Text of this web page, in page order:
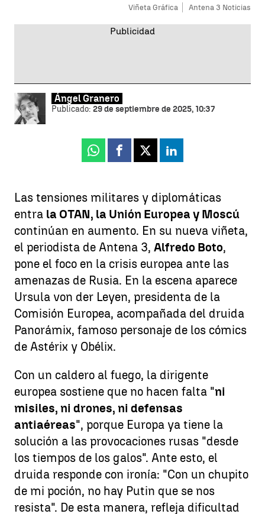
Viñeta Gráfica Antena 3 Noticias
Ángel Granero
Publicado: 29 de septiembre de 2025, 10:37
Whatsapp
Facebook
X Linkedin
Las tensiones militares y diplomáticas
entra la OTAN, la Unión Europea y Moscú
continúan en aumento. En su nueva viñeta,
el periodista de Antena 3, Alfredo Boto,
pone el foco en la crisis europea ante las
amenazas de Rusia. En la escena aparece
Ursula von der Leyen, presidenta de la
Comisión Europea, acompañada del druida
Panorámix, famoso personaje de los cómics
de Astérix y Obélix.
Con un caldero al fuego, la dirigente
europea sostiene que no hacen falta "ni
misiles, ni drones, ni defensas
antiaéreas", porque Europa ya tiene la
solución a las provocaciones rusas "desde
los tiempos de los galos". Ante esto, el
druida responde con ironía: "Con un chupito
de mi poción, no hay Putin que se nos
resista". De esta manera, refleja dificultad